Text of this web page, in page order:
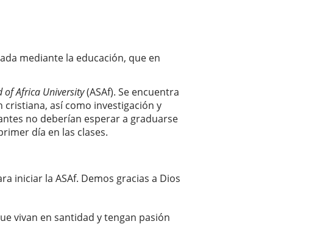
mediante la educación, que en
of Africa University(ASAf). Se encuentra
así como investigación y
no deberían esperar a graduarse
día en las clases.
iniciar la ASAf. Demos gracias a Dios
vivan en santidad y tengan pasión